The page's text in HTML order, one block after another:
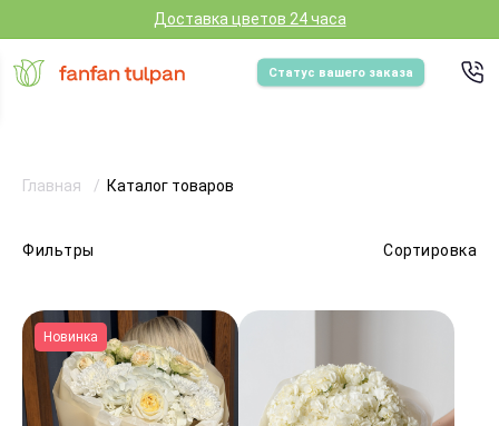
Доставка цветов 24 часа
Статус вашего заказа
Фильтры Сортировка
Главная Каталог товаров
Новинка